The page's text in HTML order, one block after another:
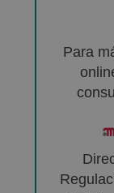
Para